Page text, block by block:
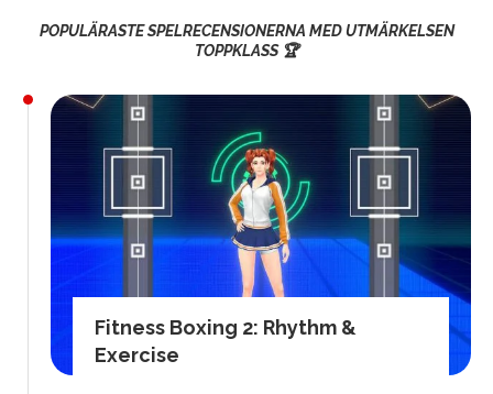
POPULÄRASTE SPELRECENSIONERNA MED UTMÄRKELSEN
TOPPKLASS 🏆
Fitness Boxing 2: Rhythm &
Exercise